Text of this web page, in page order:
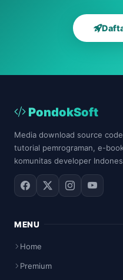
PondokSoft
Media download source
tutorial pemrograman, e-
komunitas developer
MENU
Home
Premium